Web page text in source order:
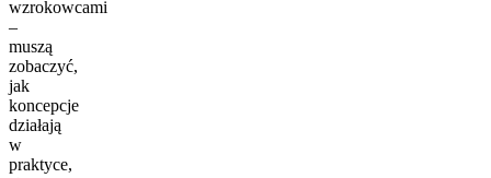
wzrokowcami
–
muszą
zobaczyć,
jak
koncepcje
działają
w
praktyce,